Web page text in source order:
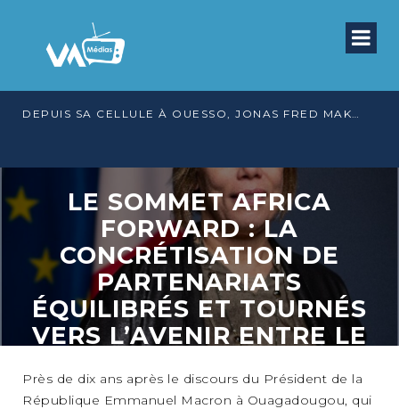
DEPUIS SA CELLULE À OUESSO, JONAS FRED MAKITA DÉNONCE CE QU’IL QUALIFIE DE DÉNI DE JUSTICE
LE SOMMET AFRICA
FORWARD : LA
CONCRÉTISATION DE
PARTENARIATS
ÉQUILIBRÉS ET TOURNÉS
VERS L’AVENIR ENTRE LE
CONTINENT AFRICAIN ET
LA FRANCE
Près de dix ans après le discours du Président de la
République Emmanuel Macron à Ouagadougou, qui